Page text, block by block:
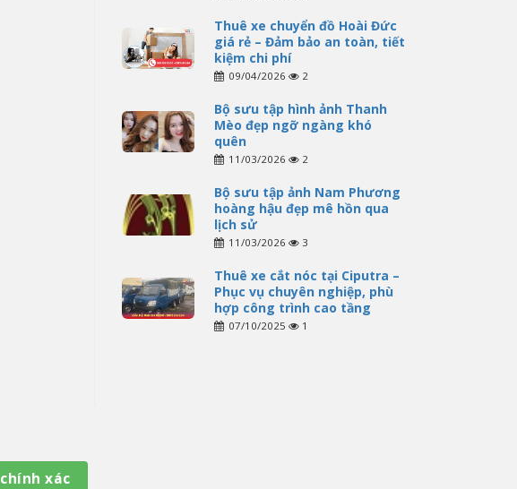
Thuê xe chuyển đồ Hoài Đức
giá rẻ – Đảm bảo an toàn, tiết
kiệm chi phí
09/04/2026 2
Bộ sưu tập hình ảnh Thanh
Mèo đẹp ngỡ ngàng khó
quên
11/03/2026 2
Bộ sưu tập ảnh Nam Phương
hoàng hậu đẹp mê hồn qua
lịch sử
11/03/2026 3
Thuê xe cắt nóc tại Ciputra –
Phục vụ chuyên nghiệp, phù
hợp công trình cao tầng
07/10/2025 1
chính xác